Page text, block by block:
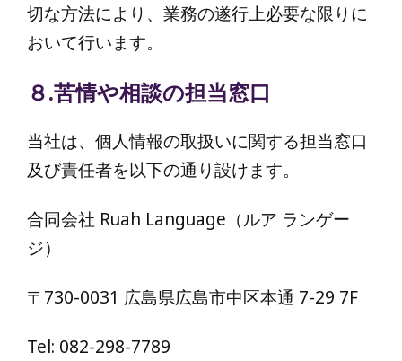
切な方法により、業務の遂行上必要な限りに
おいて行います。
８.苦情や相談の担当窓口
当社は、個人情報の取扱いに関する担当窓口
及び責任者を以下の通り設けます。
合同会社 Ruah Language（ルア ランゲー
ジ）
〒730-0031 広島県広島市中区本通 7-29 7F
Tel: 082-298-7789